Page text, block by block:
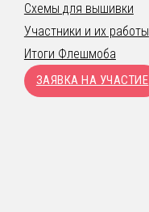
Схемы для вышивки
Участники и их работы
Итоги Флешмоба
ЗАЯВКА НА УЧАСТИЕ